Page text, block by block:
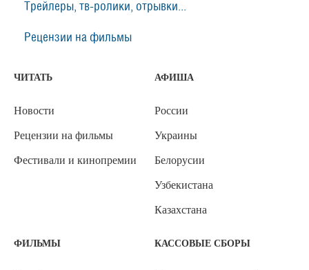
Трейлеры, тв-ролики, отрывки...
Рецензии на фильмы
ЧИТАТЬ
Новости
Рецензии на фильмы
Фестивали и кинопремии
АФИША
России
Украины
Белорусии
Узбекистана
Казахстана
ФИЛЬМЫ КАССОВЫЕ СБОРЫ